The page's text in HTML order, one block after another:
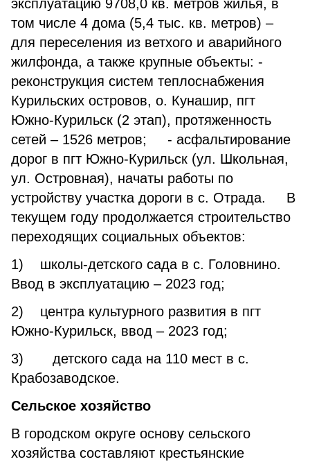
эксплуатацию 9708,0 кв. метров жилья, в
том числе 4 дома (5,4 тыс. кв. метров) –
для переселения из ветхого и аварийного
жилфонда, а также крупные объекты: -
реконструкция систем теплоснабжения
Курильских островов, о. Кунашир, пгт
Южно-Курильск (2 этап), протяженность
сетей – 1526 метров; - асфальтирование
дорог в пгт Южно-Курильск (ул. Школьная,
ул. Островная), начаты работы по
устройству участка дороги в с. Отрада. В
текущем году продолжается строительство
переходящих социальных объектов:
1) школы-детского сада в с. Головнино.
Ввод в эксплуатацию – 2023 год;
2) центра культурного развития в пгт
Южно-Курильск, ввод – 2023 год;
3) детского сада на 110 мест в с.
Крабозаводское.
Сельское хозяйство
В городском округе основу сельского
хозяйства составляют крестьянские